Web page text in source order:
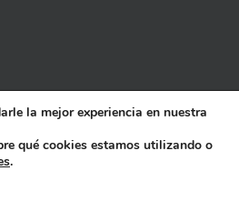
Rights Reserved | Powered byAlfaShop |
la mejor experiencia en nuestra
qué cookies estamos utilizando o
.